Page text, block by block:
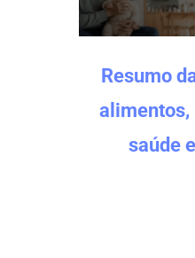
Resumo
alimentos,
saúde